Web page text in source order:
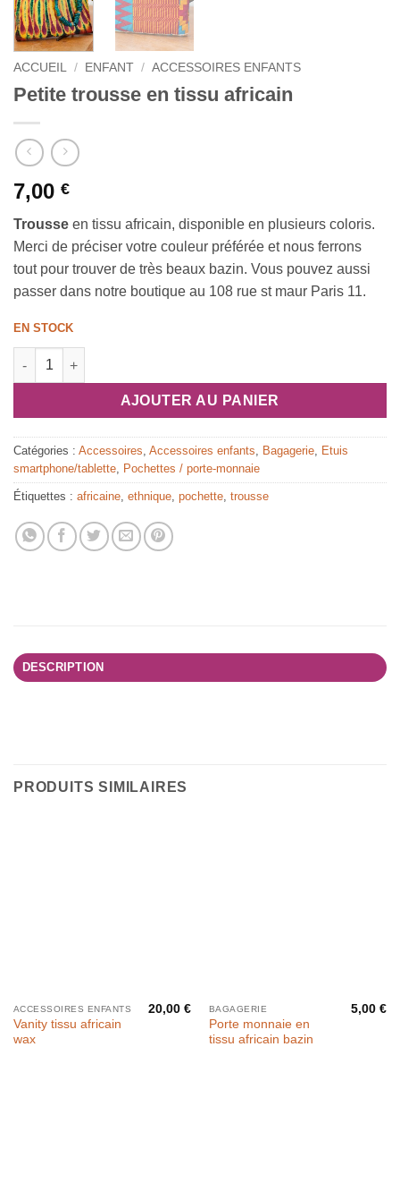
ACCUEIL / ENFANT / ACCESSOIRES ENFANTS
Petite trousse en tissu africain
7,00 €
Trousse en tissu africain, disponible en plusieurs coloris.
Merci de préciser votre couleur préférée et nous ferrons
tout pour trouver de très beaux bazin. Vous pouvez aussi
passer dans notre boutique au 108 rue st maur Paris 11.
EN STOCK
quantité de Petite trousse en tissu africain
AJOUTER AU PANIER
Catégories : Accessoires Accessoires enfants Bagagerie
Etuis
smartphone/tablette
Pochettes / porte-monnaie
Étiquettes : africaine ethnique pochette trousse
DESCRIPTION
PRODUITS SIMILAIRES
ACCESSOIRES ENFANTS
Vanity tissu africain
wax
20,00€ BAGAGERIE
Porte monnaie en
tissu africain bazin
5,00€